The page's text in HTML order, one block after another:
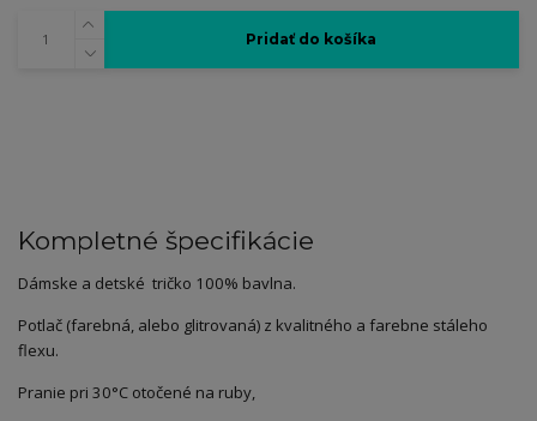
Pridať do košíka
Kompletné špecifikácie
Dámske a detské tričko 100% bavlna.
Potlač (farebná, alebo glitrovaná) z kvalitného a farebne stáleho
flexu.
Pranie pri 30°C otočené na ruby,